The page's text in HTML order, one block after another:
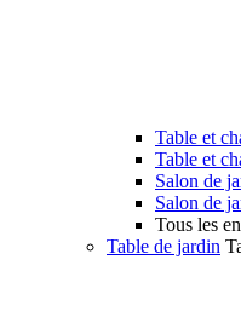
Table et
Table et
Salon de
Salon de
Tous les
Table de jardin